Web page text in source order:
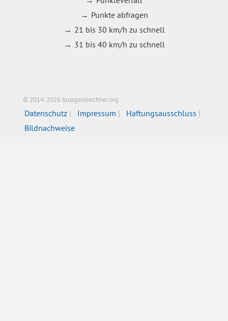
Punkte abfragen
21 bis 30 km/h zu schnell
31 bis 40 km/h zu schnell
© 2014-2026 bussgeldrechner.org
Datenschutz Impressum
Haftungsausschluss
Bildnachweise